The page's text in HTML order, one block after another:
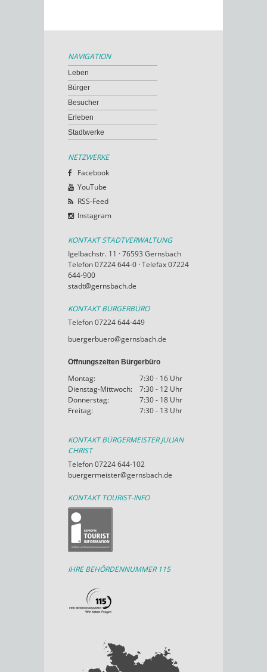
NAVIGATION
Leben
Bürger
Besucher
Erleben
Stadtwerke
NETZWERKE
Facebook
YouTube
RSS-Feed
Instagram
KONTAKT STADTVERWALTUNG
Igelbachstr. 11 · 76593 Gernsbach
Telefon 07224 644-0 · Telefax 07224
644-900
stadt@gernsbach.de
KONTAKT BÜRGERBÜRO
Telefon 07224 644-449
buergerbuero@gernsbach.de
Öffnungszeiten Bürgerbüro
Montag:
7:30 - 16 Uhr
Dienstag-Mittwoch:
7:30 - 12 Uhr
Donnerstag:
7:30 - 18 Uhr
Freitag:
7:30 - 13 Uhr
KONTAKT BÜRGERMEISTER JULIAN
CHRIST
Telefon 07224 644-102
buergermeister@gernsbach.de
KONTAKT TOURIST-INFO
IHRE BEHÖRDENNUMMER 115